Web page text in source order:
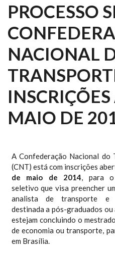
PROCESSO
NACIONAL
MAIO DE
A Confederação Nacional do
(CNT) está com inscrições
de maio de 2014, para o
seletivo que visa preencher
analista de transporte e
destinada a pós-graduados ou
estejam concluindo o
de economia ou transporte,
em Brasília.